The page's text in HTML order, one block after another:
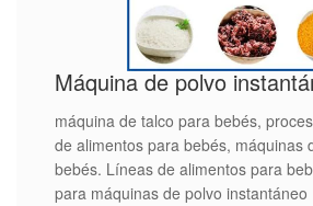
máquina de talco para bebés,
de alimentos para bebés, máquinas
bebés. Líneas de alimentos para
para máquinas de polvo instantáneo